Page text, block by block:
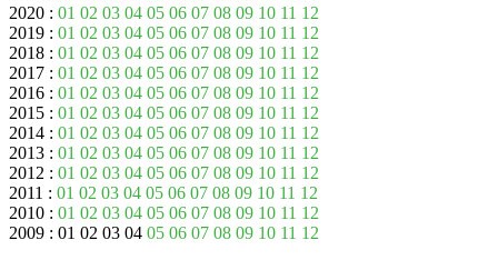
2020 : 01 02 03 04 05 06 07 08 09 10 11 12
2019 : 01 02 03 04 05 06 07 08 09 10 11 12
2018 : 01 02 03 04 05 06 07 08 09 10 11 12
2017 : 01 02 03 04 05 06 07 08 09 10 11 12
2016 : 01 02 03 04 05 06 07 08 09 10 11 12
2015 : 01 02 03 04 05 06 07 08 09 10 11 12
2014 : 01 02 03 04 05 06 07 08 09 10 11 12
2013 : 01 02 03 04 05 06 07 08 09 10 11 12
2012 : 01 02 03 04 05 06 07 08 09 10 11 12
2011 : 01 02 03 04 05 06 07 08 09 10 11 12
2010 : 01 02 03 04 05 06 07 08 09 10 11 12
2009 : 01 02 03 04 05 06 07 08 09 10 11 12